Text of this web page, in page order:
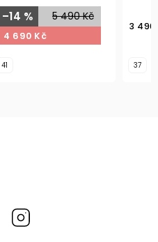
5 490 Kč
–14 %
4 690 Kč
41
3 490
37
Facebook